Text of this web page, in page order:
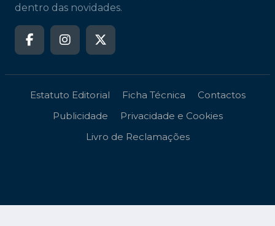
dentro das novidades.
Estatuto Editorial Ficha Técnica
Contactos
Publicidade
Privacidade e Cookies
Livro de Reclamações